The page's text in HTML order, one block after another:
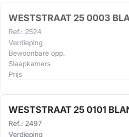
WESTSTRAAT 25 0003
Ref.: 2524
Verdieping
Bewoonbare opp.
Slaapkamers
Prijs
WESTSTRAAT 25 0101
Ref.: 2497
Verdieping